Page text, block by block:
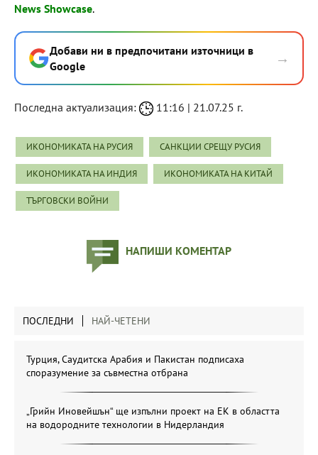
News Showcase.
Добави ни в предпочитани източници в
Google
→
Последна актуализация: 11:16 | 21.07.25 г.
ИКОНОМИКАТА НА РУСИЯ САНКЦИИ СРЕЩУ РУСИЯ
ИКОНОМИКАТА НА ИНДИЯ ИКОНОМИКАТА НА КИТАЙ
ТЪРГОВСКИ ВОЙНИ
НАПИШИ КОМЕНТАР
ПОСЛЕДНИ НАЙ-ЧЕТЕНИ
Турция, Саудитска Арабия и Пакистан подписаха
споразумение за съвместна отбрана
„Грийн Иновейшън“ ще изпълни проект на ЕК в областта
на водородните технологии в Нидерландия